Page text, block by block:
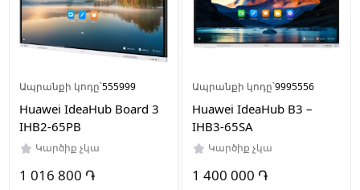
Սպիտակ
Սև
Արտադրող
երկիր
Չինաստան
Ապրանքի կոդը՝555999
Huawei IdeaHub Board 3
IHB2-65PB
Կարծիք չկա
1 016 800 ֏
Ապրանքի կոդը՝9995556
Huawei IdeaHub B3 –
IHB3-65SA
Կարծիք չկա
1 400 000 ֏